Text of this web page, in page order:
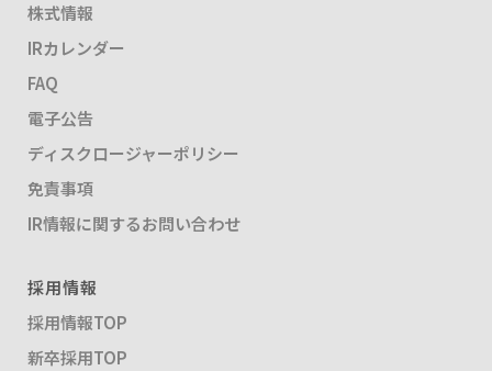
株式情報
IRカレンダー
FAQ
電子公告
ディスクロージャーポリシー
免責事項
IR情報に関するお問い合わせ
採用情報
採用情報TOP
新卒採用TOP